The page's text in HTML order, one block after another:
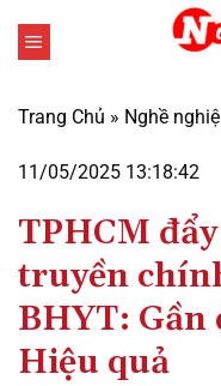
qua
dung
Trang Chủ » Nghề
11/05/2025 13:18:42
TPHCM
truyền
BHYT: Gần
Hiệu quả